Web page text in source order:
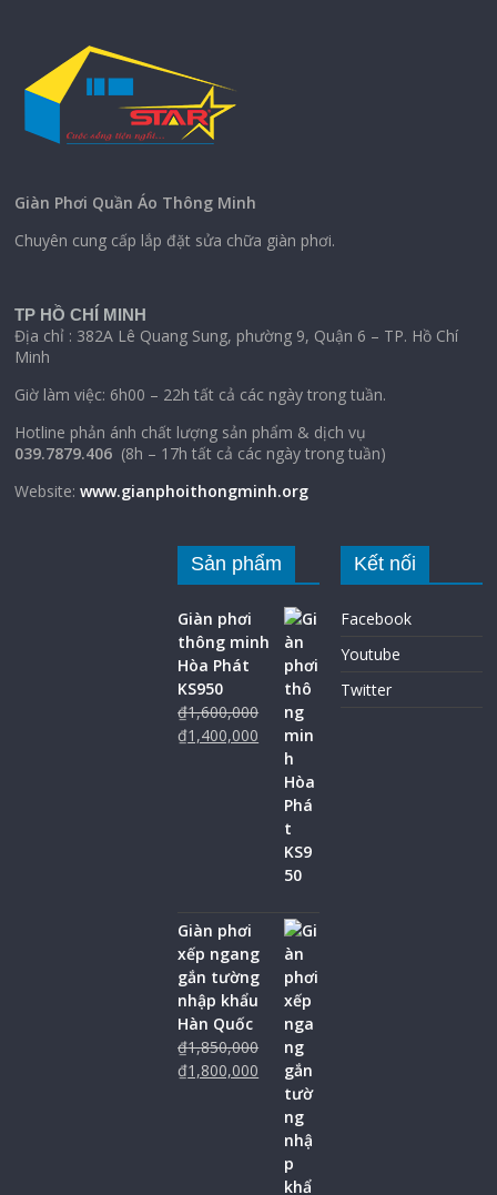
Giàn Phơi Quần Áo Thông Minh
Chuyên cung cấp lắp đặt sửa chữa giàn phơi.
TP HỒ CHÍ MINH
Địa chỉ : 382A Lê Quang Sung, phường 9, Quận 6 – TP. Hồ Chí
Minh
Giờ làm việc: 6h00 – 22h tất cả các ngày trong tuần.
Hotline phản ánh chất lượng sản phẩm & dịch vụ
039.7879.406 (8h – 17h tất cả các ngày trong tuần)
Website:www.gianphoithongminh.org
Sản phẩm
Giàn phơi
thông minh
Hòa Phát
KS950
₫1,600,000
₫1,400,000
Giàn phơi
xếp ngang
gắn tường
nhập khẩu
Hàn Quốc
₫1,850,000
₫1,800,000
Kết nối
Facebook
Youtube
Twitter